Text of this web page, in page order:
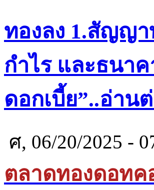
ทองลง 1.สัญญา
กำไร และธนา
ดอกเบี้ย”..อ่าน
ศ, 06/20/2025 -
ตลาดทองดอทค